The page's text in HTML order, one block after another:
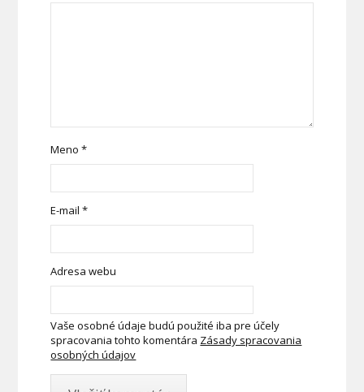
Meno*
E-mail*
Adresa webu
Vaše osobné údaje budú použité iba pre účely
spracovania tohto komentára Zásady spracovania
osobných údajov